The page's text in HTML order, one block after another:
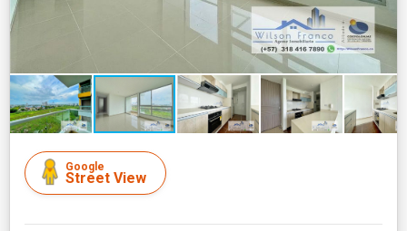
Google
Street View